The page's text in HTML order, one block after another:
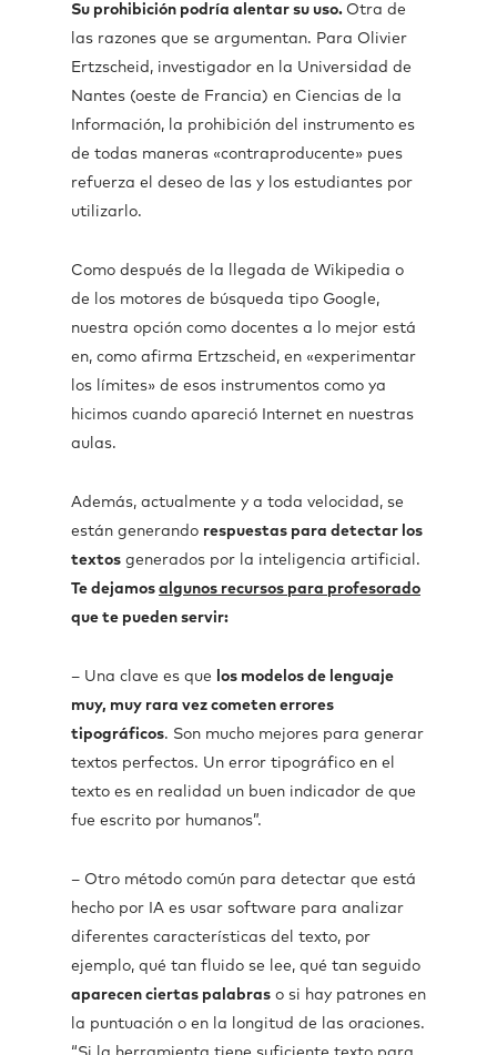
Su prohibición podría alentar su uso. Otra de
las razones que se argumentan. Para Olivier
Ertzscheid, investigador en la Universidad de
Nantes (oeste de Francia) en Ciencias de la
Información, la prohibición del instrumento es
de todas maneras «contraproducente» pues
refuerza el deseo de las y los estudiantes por
utilizarlo.
Como después de la llegada de Wikipedia o
de los motores de búsqueda tipo Google,
nuestra opción como docentes a lo mejor está
en, como afirma Ertzscheid, en «experimentar
los límites» de esos instrumentos como ya
hicimos cuando apareció Internet en nuestras
aulas.
Además, actualmente y a toda velocidad, se
están generando respuestas para detectar los
textos generados por la inteligencia artificial.
Te dejamos algunos recursos para profesorado
que te pueden servir:
– Una clave es que
los modelos de lenguaje
muy, muy rara vez cometen errores
tipográficos. Son mucho mejores para generar
textos perfectos. Un error tipográfico en el
texto es en realidad un buen indicador de que
fue escrito por humanos”.
– Otro método común para detectar que está
hecho por IA es usar software para analizar
diferentes características del texto, por
ejemplo, qué tan fluido se lee, qué tan seguido
aparecen ciertas palabras o si hay patrones en
la puntuación o en la longitud de las oraciones.